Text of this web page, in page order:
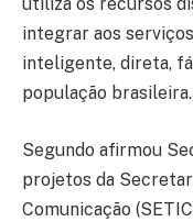
utiliza os recursos
integrar aos
inteligente, direta,
população brasileira.
Segundo afirmou
projetos da
Comunicação